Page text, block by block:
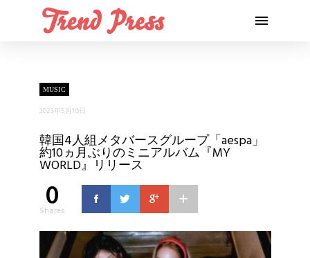
MUSIC
2023年5月10日
韓国4人組メタバースグループ「aespa」
約10ヵ月ぶりのミニアルバム『MY
WORLD』リリース
0
Shares